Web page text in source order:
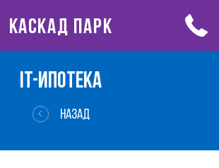
КАСКАД ПАРК
IT-ИПОТЕКА
НАЗАД